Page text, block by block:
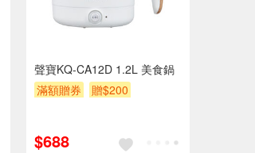
聲寶KQ-CA12D 1.2L 美食鍋
滿額贈券
贈$200
$688